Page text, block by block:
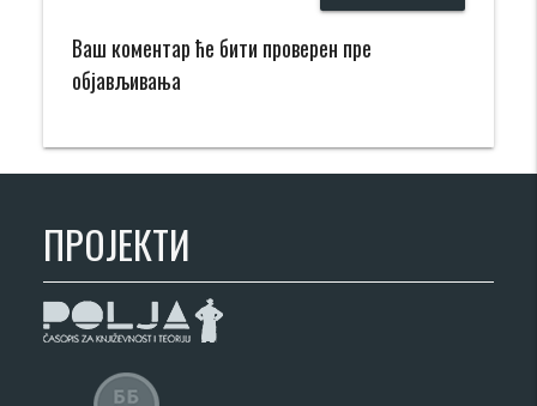
Ваш коментар ће бити проверен пре
објављивања
ПРОЈЕКТИ